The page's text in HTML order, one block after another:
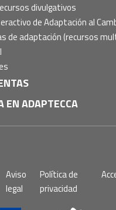
divulgativos
de Adaptación al
de adaptación (recursos
EN ADAPTECCA
Aviso
legal
Política de
privacidad